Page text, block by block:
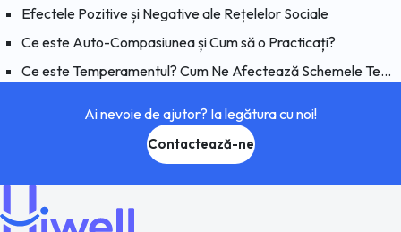
Efectele Pozitive și Negative ale Rețelelor Sociale
Ce este Auto-Compasiunea și Cum să o Practicați?
Ce este Temperamentul? Cum Ne Afectează Schemele Temperamentul?
Ai nevoie de ajutor? Ia legătura cu noi!
Contactează-ne